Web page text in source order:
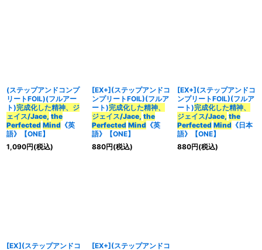
(ステップアンドコンプ
リートFOIL)(フルアー
ト)完成化した精神、ジ
ェイス/Jace, the
Perfected Mind 《英
語》【ONE】
1,090円(税込)
[EX+](ステップアンドコ
ンプリートFOIL)(フルア
ート)完成化した精神、
ジェイス/Jace, the
Perfected Mind《英
語》【ONE】
880円(税込)
[EX+](ステップアンドコ
ンプリートFOIL)(フルア
ート)完成化した精神、
ジェイス/Jace, the
Perfected Mind《日本
語》【ONE】
880円(税込)
[EX](ステップアンドコ
[EX+](ステップアンドコ